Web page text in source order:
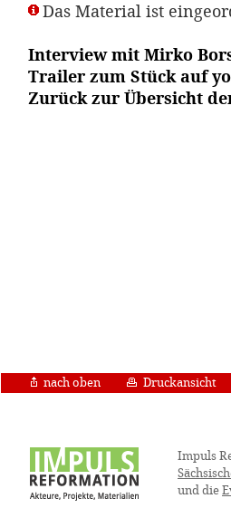
Das Material ist
Interview mit Mirko
Trailer zum Stück auf
Zurück zur Übersicht
nach oben Druckansicht
Impuls
und die